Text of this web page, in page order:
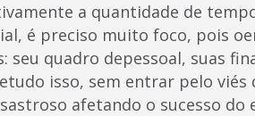
a quantidade de
é preciso muito foco, pois
quadro depessoal, suas
isso, sem entrar pelo
afetando o sucesso do